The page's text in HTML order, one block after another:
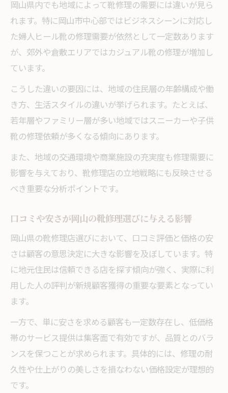
岡山県内でも地域によって靴修理の需要には違いが見ら
れます。特に岡山市中心部ではビジネスシーンに対応し
た婦人ヒール靴の修理需要が依然として一定数あります
が、郊外や倉敷エリアではカジュアル靴の修理が増加し
ています。
こうした違いの要因には、地域の住民層の年齢構成や働
き方、生活スタイルの違いが挙げられます。たとえば、
若年層やファミリー層が多い地域ではスニーカーや子供
靴の修理依頼が多くなる傾向にあります。
また、地域の交通環境や商業施設の充実度も修理需要に
影響を与えており、靴修理店の立地戦略にも反映させる
べき重要な分析ポイントです。
口コミや安さが岡山の靴修理選びに与える影響
岡山県の靴修理店選びにおいて、口コミ評価と価格の安
さは顧客の意思決定に大きな影響を及ぼしています。特
に地元住民は信頼できる店を探す傾向が強く、実際に利
用した人の評判が新規顧客獲得の重要な要素となってい
ます。
一方で、単に安さを求める顧客も一定数存在し、低価格
帯のサービス提供は集客面で有効ですが、品質とのバラ
ンスを保つことが求められます。具体的には、修理の耐
久性や仕上がりの美しさを損なわない価格設定が理想的
です。